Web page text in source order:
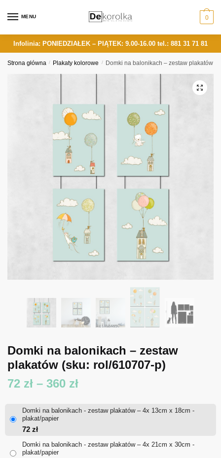
MENU 0
Infolinia: PONIEDZIAŁEK – PIĄTEK: 9.00-16.00 tel.: 881 31 71 81
Strona główna / Plakaty kolorowe / Domki na balonikach – zestaw plakatów
Domki na balonikach – zestaw
plakatów (sku: rol/610707-p)
72 zł – 360 złZakres
72 zł
Domki na balonikach - zestaw plakatów – 4x 13cm x 18cm -
plakat/papier
72 zł
Domki na balonikach - zestaw plakatów – 4x 21cm x 30cm -
plakat/papier